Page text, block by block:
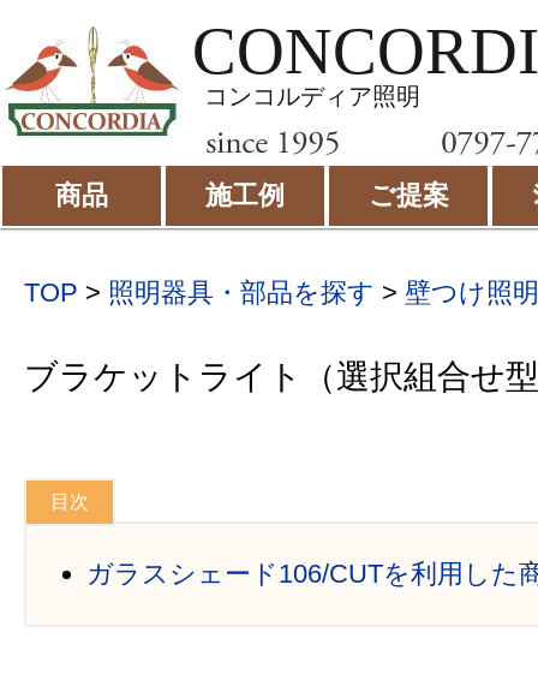
コンコルディア照明
商品 施工例 ご提案
TOP > 照明器具・部品を探す > 壁つけ照明
ブラケットライト（選択組合せ
ガラスシェード106/CUTを利用した